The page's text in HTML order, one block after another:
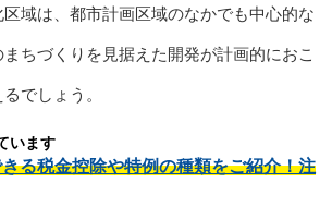
域は、都市計画区域のなかでも中心的な
ちづくりを見据えた開発が計画的におこ
でしょう。
います
る税金控除や特例の種類をご紹介！注